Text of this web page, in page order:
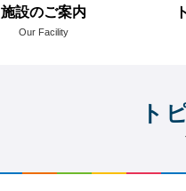
施設のご案内
Our Facility
ト